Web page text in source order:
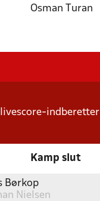
Osman Turan
livescore-indberetter
Kamp slut
Børkop
Nielsen